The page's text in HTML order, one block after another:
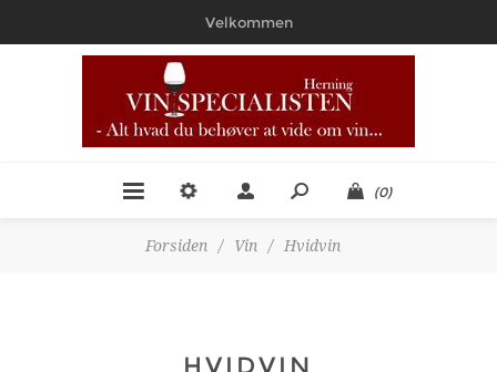
Velkommen
(0)
Forsiden / Vin / Hvidvin
HVIDVIN